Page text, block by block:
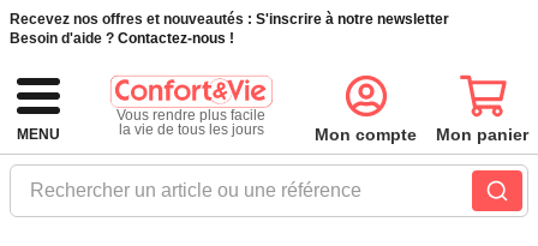
Recevez nos offres et nouveautés : S'inscrire à notre newsletter
Besoin d'aide ? Contactez-nous !
MENU
Vous rendre plus facile
la vie de tous les jours
Rechercher un article ou une référence
Mon compte Mon panier